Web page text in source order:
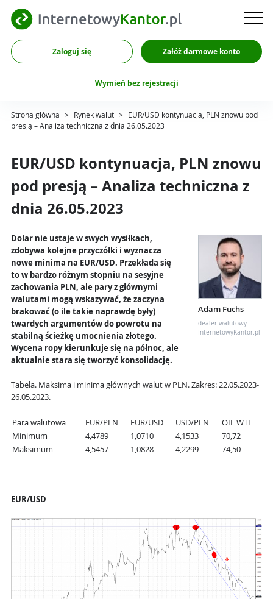
Zaloguj się Załóż darmowe konto
Wymień bez rejestracji
Strona główna > Rynek walut > EUR/USD kontynuacja, PLN znowu pod
presją – Analiza techniczna z dnia 26.05.2023
EUR/USD kontynuacja, PLN znowu
pod presją – Analiza techniczna z
dnia 26.05.2023
Adam Fuchs
dealer walutowy
InternetowyKantor.pl
Dolar nie ustaje w swych wysiłkach,
zdobywa kolejne przyczółki i wyznacza
nowe minima na EUR/USD. Przekłada się
to w bardzo różnym stopniu na sesyjne
zachowania PLN, ale pary z głównymi
walutami mogą wskazywać, że zaczyna
brakować (o ile takie naprawdę były)
twardych argumentów do powrotu na
stabilną ścieżkę umocnienia złotego.
Wycena ropy kierunkuje się na północ, ale
aktualnie stara się tworzyć konsolidację.
Tabela. Maksima i minima głównych walut w PLN. Zakres: 22.05.2023-
26.05.2023.
Para walutowa EUR/PLN EUR/USD USD/PLN
OIL WTI
Minimum
4,4789 1,0710 4,1533
70,72
Maksimum
4,5457 1,0828 4,2299 74,50
EUR/USD